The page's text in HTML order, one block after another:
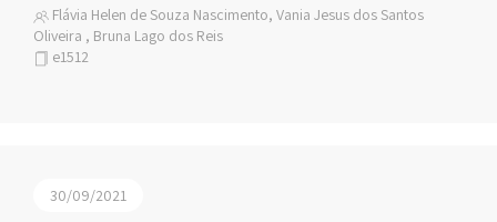
Flávia Helen de Souza Nascimento, Vania Jesus dos Santos
Oliveira , Bruna Lago dos Reis
e1512
30/09/2021